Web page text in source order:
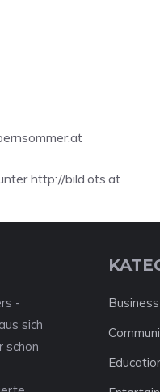
http://bild.ots.at
-
sich
schon
Business